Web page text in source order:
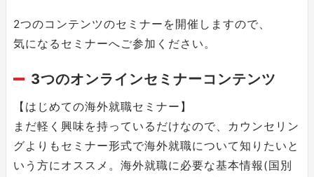
2つのコンテンツのセミナーを開催しますので、
気になるセミナーへご参加ください。
3つのオンラインセミナーコンテンツ
【はじめての海外就職セミナー】
まだ軽く興味を持っているだけなので、カウンセリン
グよりもセミナー形式で海外就職について知りたいと
いう方にオススメ。海外就職に必要な基本情報(国別